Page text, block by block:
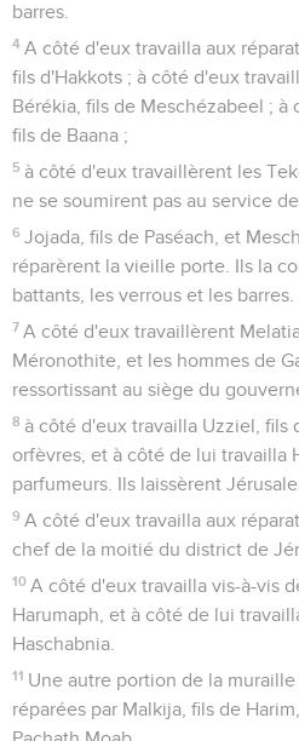
barres.
4 A côté d'eux travailla aux
fils d'Hakkots ; à côté d'eux
Bérékia, fils de Meschézabeel ; à
fils de Baana ;
5 à côté d'eux travaillèrent les
ne se soumirent pas au service
6 Jojada, fils de Paséach, et
réparèrent la vieille porte. Ils la
battants, les verrous et les barres.
7 A côté d'eux travaillèrent
Méronothite, et les hommes de
ressortissant au siège du
8 à côté d'eux travailla Uzziel, fils
orfèvres, et à côté de lui travailla
parfumeurs. Ils laissèrent
9 A côté d'eux travailla aux
chef de la moitié du district de
10 A côté d'eux travailla vis-à-vis
Harumaph, et à côté de lui
Haschabnia.
11 Une autre portion de la
réparées par Malkija, fils de